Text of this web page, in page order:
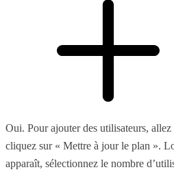
Oui. Pour ajouter des utilisateurs,
cliquez sur « Mettre à jour le plan ».
apparaît, sélectionnez le nombre